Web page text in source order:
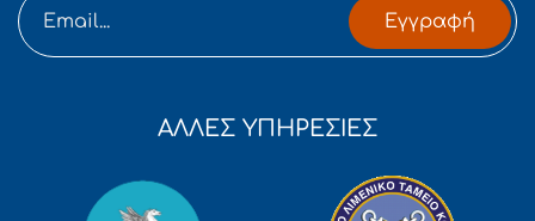
Εγγραφή
ΑΛΛΕΣ ΥΠΗΡΕΣΙΕΣ